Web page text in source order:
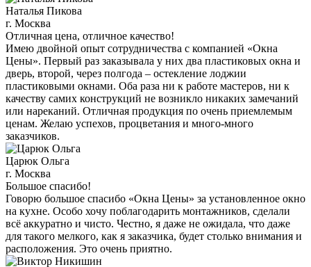
Наталья Пикова
г. Москва
Отличная цена, отличное качество!
Имею двойной опыт сотрудничества с компанией «Окна
Цены». Первый раз заказывала у них два пластиковых окна и
дверь, второй, через полгода – остекление лоджии
пластиковыми окнами. Оба раза ни к работе мастеров, ни к
качеству самих конструкций не возникло никаких замечаний
или нареканий. Отличная продукция по очень приемлемым
ценам. Желаю успехов, процветания и много-много
заказчиков.
Царюк Ольга
г. Москва
Большое спасибо!
Говорю большое спасибо «Окна Цены» за установленное окно
на кухне. Особо хочу поблагодарить монтажников, сделали
всё аккуратно и чисто. Честно, я даже не ожидала, что даже
для такого мелкого, как я заказчика, будет столько внимания и
расположения. Это очень приятно.